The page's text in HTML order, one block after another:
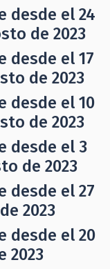
desde el 24
de 2023
desde el 17
de 2023
desde el 10
de 2023
desde el 3
de 2023
desde el 27
2023
desde el 20
2023